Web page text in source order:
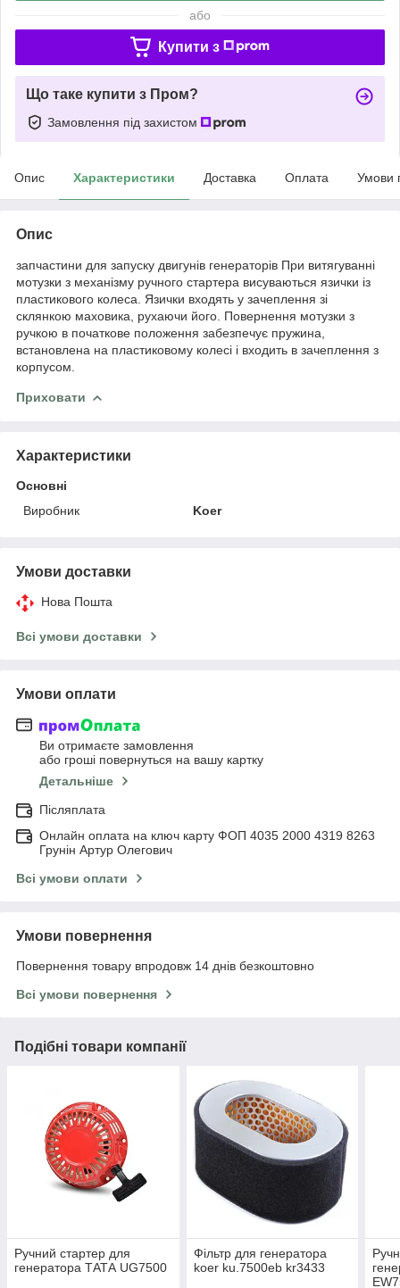
або
Купити з
Що таке купити з Пром?
Замовлення під захистом
Опис Характеристики Доставка Оплата Умови
Опис
запчастини для запуску двигунів генераторів При витягуванні
мотузки з механізму ручного стартера висуваються язички із
пластикового колеса. Язички входять у зачеплення зі
склянкою маховика, рухаючи його. Повернення мотузки з
ручкою в початкове положення забезпечує пружина,
встановлена на пластиковому колесі і входить в зачеплення з
корпусом.
Приховати
Характеристики
Основні
Виробник
Koer
Умови доставки
Нова Пошта
Всі умови доставки
Умови оплати
Ви отримаєте замовлення
або гроші повернуться на вашу картку
Детальніше
Післяплата
Онлайн оплата на ключ карту ФОП 4035 2000 4319 8263
Грунін Артур Олегович
Всі умови оплати
Умови повернення
Повернення товару впродовж 14 днів безкоштовно
Всі умови повернення
Подібні товари компанії
Ручний стартер для
генератора ТАТА UG7500
Фільтр для генератора
koer ku.7500eb kr3433